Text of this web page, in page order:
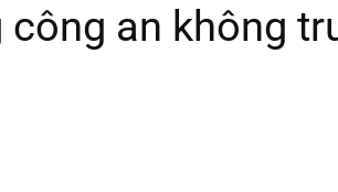
an không